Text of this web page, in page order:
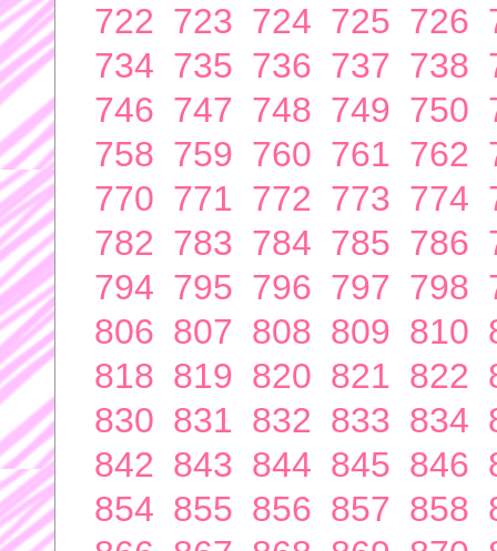
722 723 724 725 726
734 735 736 737 738
746 747 748 749 750
758 759 760 761 762
770 771 772 773 774
782 783 784 785 786
794 795 796 797 798
806 807 808 809 810
818 819 820 821 822
830 831 832 833 834
842 843 844 845 846
854 855 856 857 858